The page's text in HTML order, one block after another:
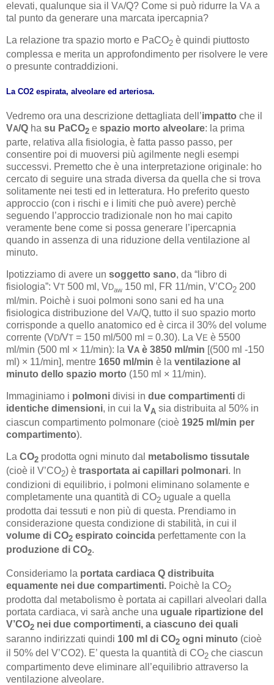
elevati, qualunque sia il VA/Q? Come si può ridurre la VA a
tal punto da generare una marcata ipercapnia?
La relazione tra spazio morto e PaCO2 è quindi piuttosto
complessa e merita un approfondimento per risolvere le vere
o presunte contraddizioni.
La CO2 espirata, alveolare ed arteriosa.
Vedremo ora una descrizione dettagliata dell’impatto che il
VA/Q ha su PaCO2 e spazio morto alveolare: la prima
parte, relativa alla fisiologia, è fatta passo passo, per
consentire poi di muoversi più agilmente negli esempi
successvi. Premetto che è una interpretazione originale: ho
cercato di seguire una strada diversa da quella che si trova
solitamente nei testi ed in letteratura. Ho preferito questo
approccio (con i rischi e i limiti che può avere) perchè
seguendo l’approccio tradizionale non ho mai capito
veramente bene come si possa generare l’ipercapnia
quando in assenza di una riduzione della ventilazione al
minuto.
Ipotizziamo di avere un soggetto sano, da “libro di
fisiologia”: VT 500 ml, VDaw 150 ml, FR 11/min, V’CO2 200
ml/min. Poichè i suoi polmoni sono sani ed ha una
fisiologica distribuzione del VA/Q, tutto il suo spazio morto
corrisponde a quello anatomico ed è circa il 30% del volume
corrente (VD/VT = 150 ml/500 ml = 0.30). La VE è 5500
ml/min (500 ml × 11/min): la VA è 3850 ml/min [(500 ml -150
ml) × 11/min], mentre 1650 ml/min è la ventilazione al
minuto dello spazio morto (150 ml × 11/min).
Immaginiamo i polmoni divisi in due compartimenti di
identiche dimensioni, in cui la VA sia distribuita al 50% in
ciascun compartimento polmonare (cioè 1925 ml/min per
compartimento).
La CO2 prodotta ogni minuto dal metabolismo tissutale
(cioè il V’CO2) è trasportata ai capillari polmonari. In
condizioni di equilibrio, i polmoni eliminano solamente e
completamente una quantità di CO2 uguale a quella
prodotta dai tessuti e non più di questa. Prendiamo in
considerazione questa condizione di stabilità, in cui il
volume di CO2 espirato coincida perfettamente con la
produzione di CO2.
Consideriamo la portata cardiaca Q distribuita
equamente nei due compartimenti. Poichè la CO2
prodotta dal metabolismo è portata ai capillari alveolari dalla
portata cardiaca, vi sarà anche una uguale ripartizione del
V’CO2 nei due comportimenti, a ciascuno dei quali
saranno indirizzati quindi 100 ml di CO2 ogni minuto (cioè
il 50% del V’CO2). E’ questa la quantità di CO2 che ciascun
compartimento deve eliminare all’equilibrio attraverso la
ventilazione alveolare.